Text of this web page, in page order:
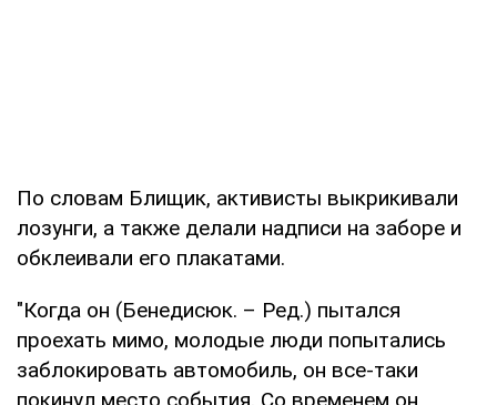
По словам Блищик, активисты выкрикивали
лозунги, а также делали надписи на заборе и
обклеивали его плакатами.
"Когда он (Бенедисюк. – Ред.) пытался
проехать мимо, молодые люди попытались
заблокировать автомобиль, он все-таки
покинул место события. Со временем он